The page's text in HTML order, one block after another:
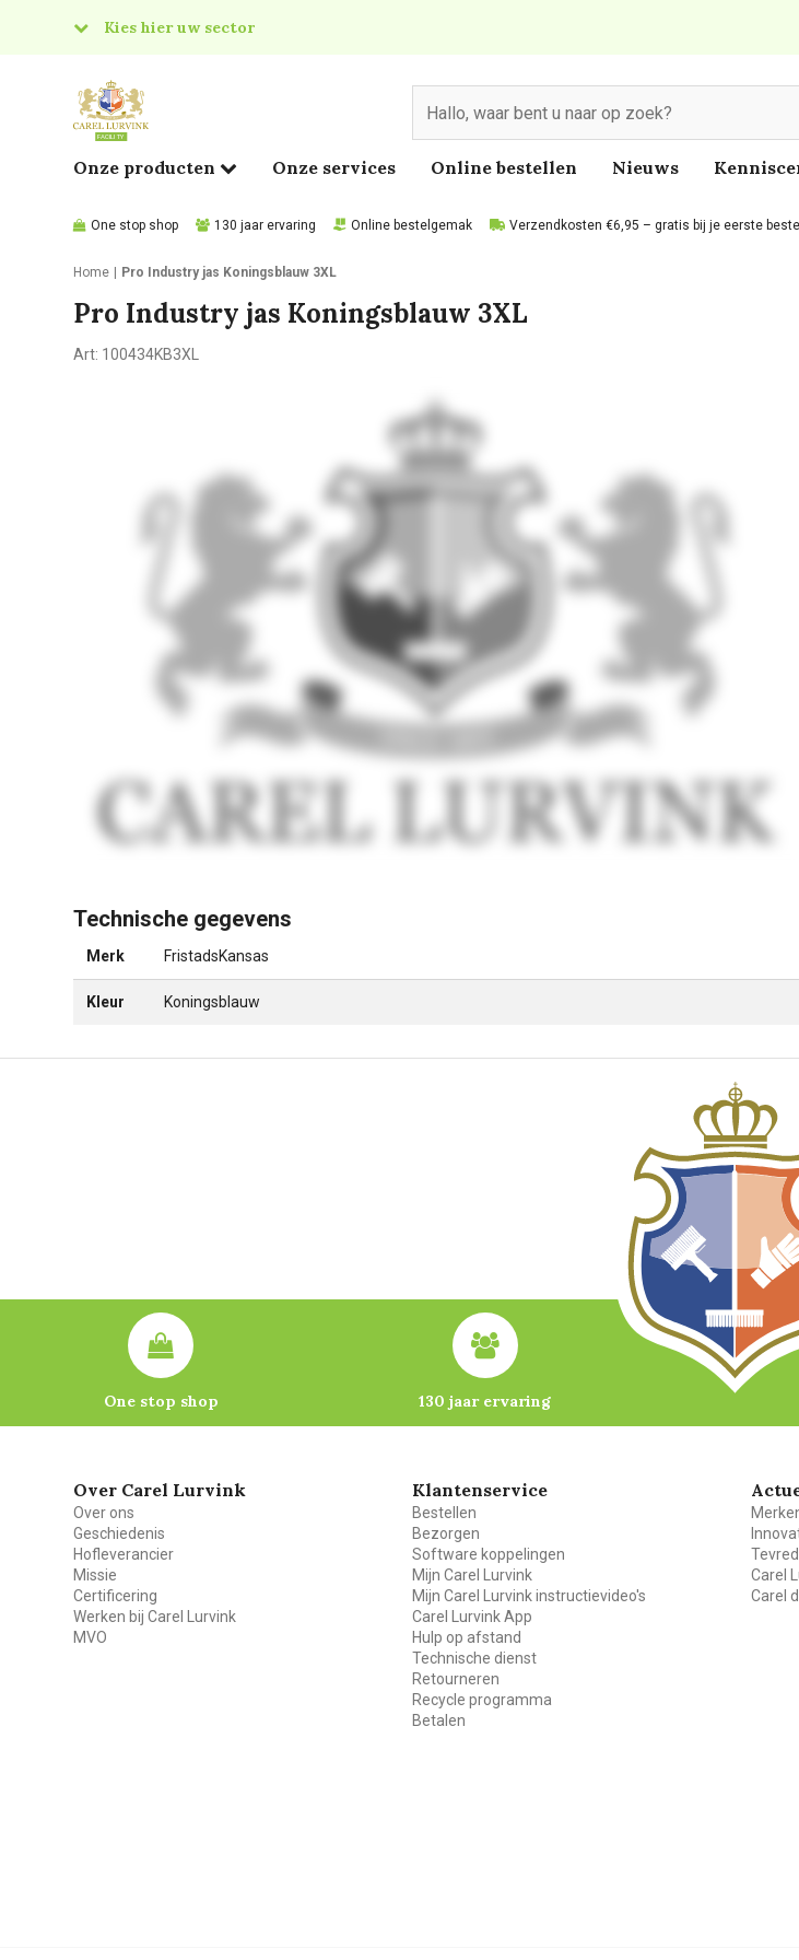
Kies hier uw sector
Food
Onze producten Onze services Online bestellen Nieuws
One stop shop 130 jaar ervaring Online bestelgemak Verzendkosten €6,95 – gratis bij je eerste
Home Pro Industry jas Koningsblauw 3XL
Pro Industry jas Koningsblauw 3XL
Art: 100434KB3XL
Technische gegevens
Merk FristadsKansas
Kleur Koningsblauw
One stop shop 130 jaar ervaring
Over Carel Lurvink
Over ons
Geschiedenis
Hofleverancier
Missie
Certificering
Werken bij Carel Lurvink
MVO
Klantenservice
Bestellen
Bezorgen
Software koppelingen
Mijn Carel Lurvink
Mijn Carel Lurvink instructievideo's
Carel Lurvink App
Hulp op afstand
Technische dienst
Retourneren
Recycle programma
Betalen
Carel
Carel